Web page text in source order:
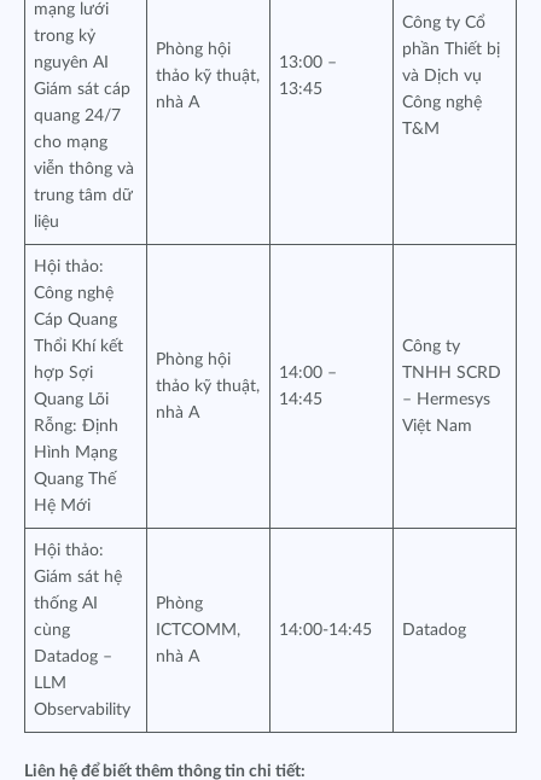
mạng lưới
trong kỷ
nguyên AI
Giám sát cáp
quang 24/7
cho mạng
viễn thông và
trung tâm dữ
liệu
Phòng hội
thảo kỹ thuật,
nhà A
13:00 –
13:45
Công ty Cổ
phần Thiết bị
và Dịch vụ
Công nghệ
T&M
Hội thảo:
Công nghệ
Cáp Quang
Thổi Khí kết
hợp Sợi
Quang Lõi
Rỗng: Định
Hình Mạng
Quang Thế
Hệ Mới
Phòng hội
thảo kỹ thuật,
nhà A
14:00 –
14:45
Công ty
TNHH SCRD
– Hermesys
Việt Nam
Hội thảo:
Giám sát hệ
thống AI
cùng
Datadog –
LLM
Observability
Phòng
ICTCOMM,
nhà A
14:00-14:45 Datadog
Liên hệ để biết thêm thông tin chi tiết: